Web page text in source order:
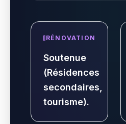
RÉNOVATION
Soutenue
(Résidences
secondaires,
tourisme).